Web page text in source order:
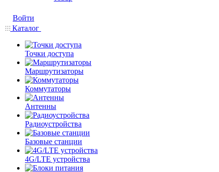
Войти
Каталог
Точки доступа
Маршрутизаторы
Коммутаторы
Антенны
Радиоустройства
Базовые станции
4G/LTE устройства